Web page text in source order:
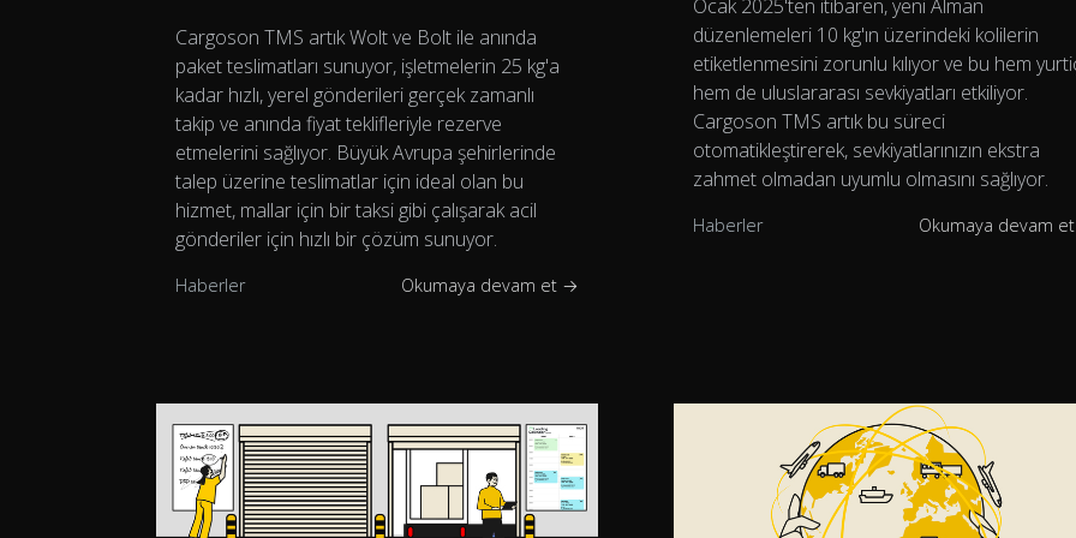
Cargoson TMS artık Wolt ve Bolt ile anında
paket teslimatları sunuyor, işletmelerin 25 kg'a
kadar hızlı, yerel gönderileri gerçek zamanlı
takip ve anında fiyat teklifleriyle rezerve
etmelerini sağlıyor. Büyük Avrupa şehirlerinde
talep üzerine teslimatlar için ideal olan bu
hizmet, mallar için bir taksi gibi çalışarak acil
gönderiler için hızlı bir çözüm sunuyor.
Haberler Okumaya devam et →
Ocak 2025'ten itibaren, yeni Alman
düzenlemeleri 10 kg'ın üzerindeki kolilerin
etiketlenmesini zorunlu kılıyor ve bu hem
hem de uluslararası sevkiyatları etkiliyor.
Cargoson TMS artık bu süreci
otomatikleştirerek, sevkiyatlarınızın ekstra
zahmet olmadan uyumlu olmasını sağlıyor.
Haberler Okumaya devam